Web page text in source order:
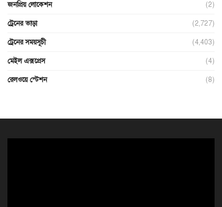
জনপ্রিয় লোকেশন (2)
ট্রেনের ভাড়া (2,727)
ট্রেনের সময়সূচী (4,403)
মেইল এক্সপ্রেস (4)
রেলওয়ে স্টেশন (8)